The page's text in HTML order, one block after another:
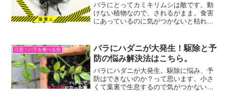
バラにとってカミキリムシは敵です。動
けない植物なので、されるがまま。食害
にあっているのに気がつかないと枯れる
ラをカミキリムシの被害から守るために
できることを紹介します。
注意！バラを食べる虫
バラにハダニが大発生！駆除と予
防の悩み解決法はこちら。
バラにハダニが大発生。駆除に悩み、予
防はできないのか？って思います。小さ
くて葉裏で生息するので気がつかないう